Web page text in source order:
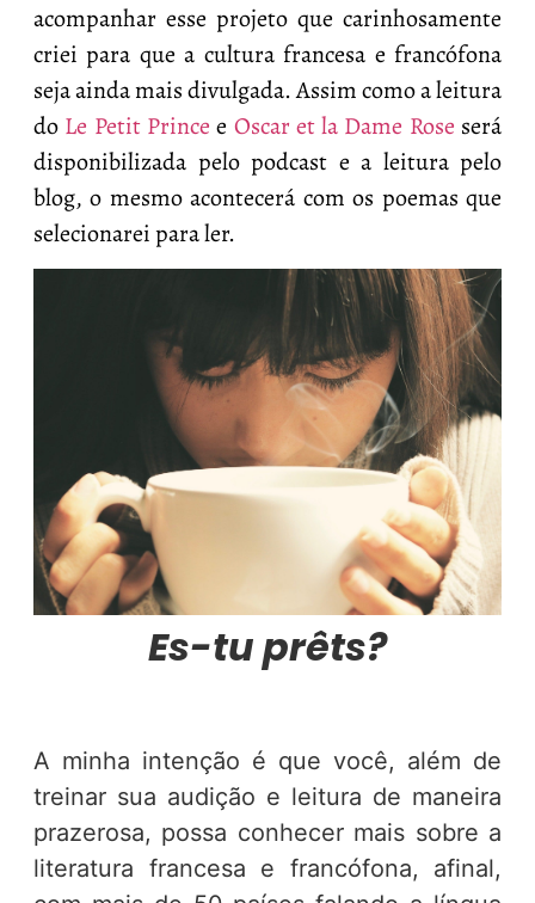
acompanhar esse projeto que carinhosamente
criei para que a cultura francesa e francófona
seja ainda mais divulgada. Assim como a leitura
do Le Petit Prince e Oscar et la Dame Rose será
disponibilizada pelo podcast e a leitura pelo
blog, o mesmo acontecerá com os poemas que
selecionarei para ler.
Es-tu prêts?
A minha intenção é que você, além de
treinar sua audição e leitura de maneira
prazerosa, possa conhecer mais sobre a
literatura francesa e francófona, afinal,